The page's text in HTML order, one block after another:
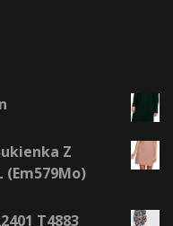
Z
(Em579Mo)
T4883